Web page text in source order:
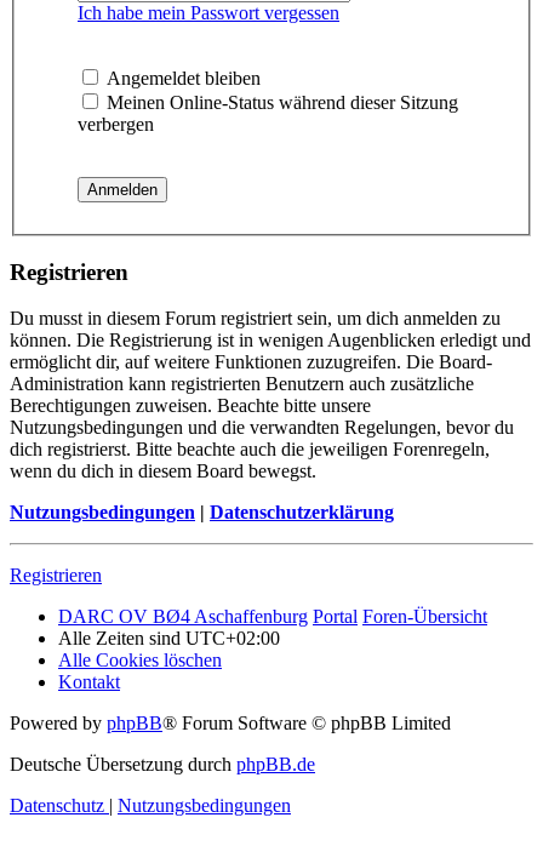
Ich habe mein Passwort vergessen
Angemeldet bleiben
Meinen Online-Status während dieser Sitzung
verbergen
Registrieren
Du musst in diesem Forum registriert sein, um dich anmelden zu
können. Die Registrierung ist in wenigen Augenblicken erledigt und
ermöglicht dir, auf weitere Funktionen zuzugreifen. Die Board-
Administration kann registrierten Benutzern auch zusätzliche
Berechtigungen zuweisen. Beachte bitte unsere
Nutzungsbedingungen und die verwandten Regelungen, bevor du
dich registrierst. Bitte beachte auch die jeweiligen Forenregeln,
wenn du dich in diesem Board bewegst.
Nutzungsbedingungen | Datenschutzerklärung
Registrieren
DARC OV BØ4 Aschaffenburg Portal Foren-Übersicht
Alle Zeiten sind UTC+02:00
Alle Cookies löschen
Kontakt
Powered by phpBB® Forum Software © phpBB Limited
Deutsche Übersetzung durch phpBB.de
Datenschutz | Nutzungsbedingungen